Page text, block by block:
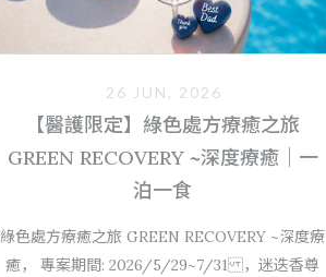
【醫護限定】綠色處方療癒之旅
GREEN RECOVERY ~深度療癒｜一
泊一食
綠色處方療癒之旅 GREEN RECOVERY ~深度療
癒， 專案期間: 2026/5/29~7/31 ，迷迭香尊
26 JUN, 2026